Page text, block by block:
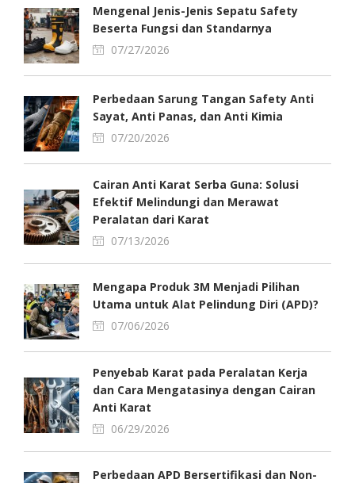
Mengenal Jenis-Jenis Sepatu Safety
Beserta Fungsi dan Standarnya
07/27/2026
Perbedaan Sarung Tangan Safety Anti
Sayat, Anti Panas, dan Anti Kimia
07/20/2026
Cairan Anti Karat Serba Guna: Solusi
Efektif Melindungi dan Merawat
Peralatan dari Karat
07/13/2026
Mengapa Produk 3M Menjadi Pilihan
Utama untuk Alat Pelindung Diri (APD)?
07/06/2026
Penyebab Karat pada Peralatan Kerja
dan Cara Mengatasinya dengan Cairan
Anti Karat
06/29/2026
Perbedaan APD Bersertifikasi dan Non-